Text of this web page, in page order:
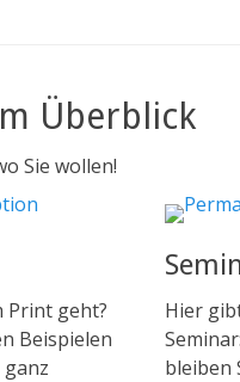
Überblick
Sie wollen!
Print geht?
Beispielen
Hier
bleiben